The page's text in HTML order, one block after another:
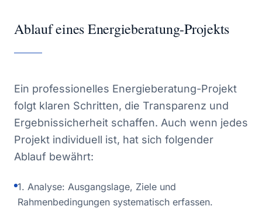
Ablauf eines Energieberatung-Projekts
Ein professionelles Energieberatung-Projekt
folgt klaren Schritten, die Transparenz und
Ergebnissicherheit schaffen. Auch wenn jedes
Projekt individuell ist, hat sich folgender
Ablauf bewährt:
1. Analyse: Ausgangslage, Ziele und
Rahmenbedingungen systematisch erfassen.